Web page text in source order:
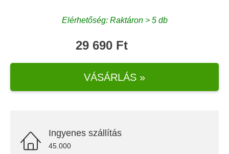
Elérhetőség: Raktáron > 5 db
29 690 Ft
VÁSÁRLÁS »
Ingyenes szállítás
45.000